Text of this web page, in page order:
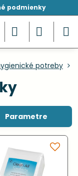
podmienky
potreby
Parametre